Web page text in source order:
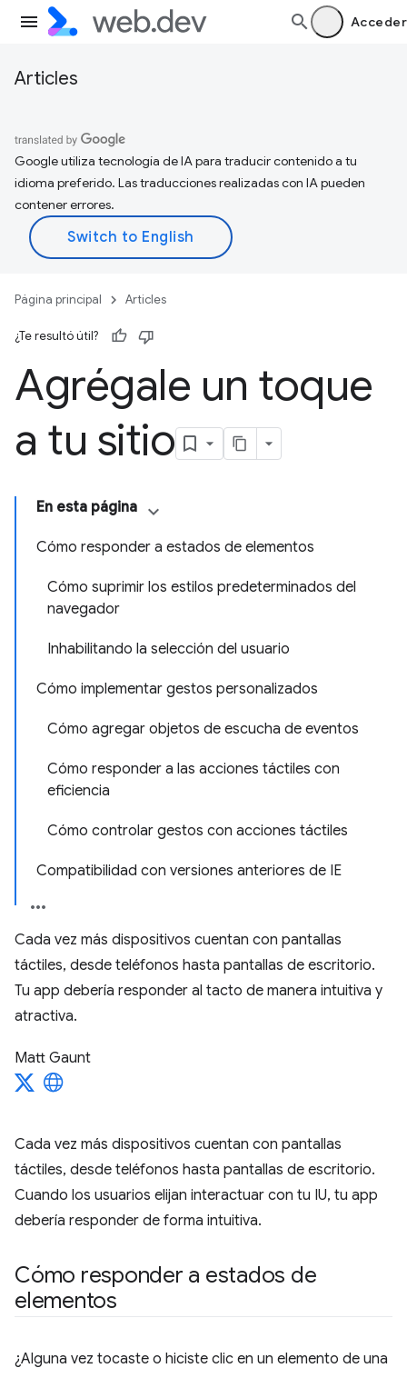
Acceder
Articles
Google utiliza tecnología de IA para traducir contenido a tu
idioma preferido. Las traducciones realizadas con IA pueden
contener errores.
Página principal Articles
¿Te resultó útil?
Agrégale un toque
a tu sitio
En esta página
Cómo responder a estados de elementos
Cómo suprimir los estilos predeterminados del
navegador
Inhabilitando la selección del usuario
Cómo implementar gestos personalizados
Cómo agregar objetos de escucha de eventos
Cómo responder a las acciones táctiles con
eficiencia
Cómo controlar gestos con acciones táctiles
Compatibilidad con versiones anteriores de IE
Cada vez más dispositivos cuentan con pantallas
táctiles, desde teléfonos hasta pantallas de escritorio.
Tu app debería responder al tacto de manera intuitiva y
atractiva.
Matt Gaunt
Cada vez más dispositivos cuentan con pantallas
táctiles, desde teléfonos hasta pantallas de escritorio.
Cuando los usuarios elijan interactuar con tu IU, tu app
debería responder de forma intuitiva.
Cómo responder a estados de
elementos
¿Alguna vez tocaste o hiciste clic en un elemento de una